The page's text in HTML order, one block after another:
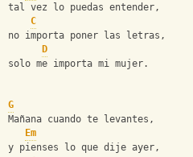
tal vez lo puedas entender,
C
no importa poner las letras,
D
solo me importa mi mujer.
G
Mañana cuando te levantes,
Em
y pienses lo que dije ayer,